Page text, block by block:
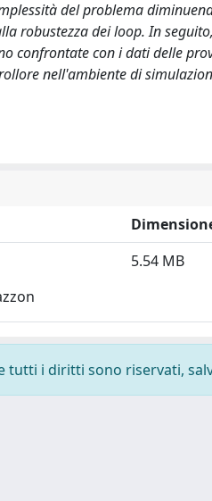
del problema
robustezza dei loop. In
confrontate con i dati delle
nell'ambiente di
5.54 MB
i diritti sono riservati,